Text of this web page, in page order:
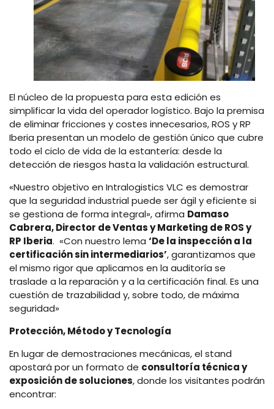
El núcleo de la propuesta para esta edición es
simplificar la vida del operador logístico. Bajo la premisa
de eliminar fricciones y costes innecesarios, ROS y RP
Iberia presentan un modelo de gestión único que cubre
todo el ciclo de vida de la estantería: desde la
detección de riesgos hasta la validación estructural.
«Nuestro objetivo en Intralogistics VLC es demostrar
que la seguridad industrial puede ser ágil y eficiente si
se gestiona de forma integral», afirma Damaso
Cabrera, Director de Ventas y Marketing de ROS y
RP Iberia. «Con nuestro lema ‘De la inspección a la
certificación sin intermediarios’, garantizamos que
el mismo rigor que aplicamos en la auditoría se
traslade a la reparación y a la certificación final. Es una
cuestión de trazabilidad y, sobre todo, de máxima
seguridad»
Protección, Método y Tecnología
En lugar de demostraciones mecánicas, el stand
apostará por un formato de consultoría técnica y
exposición de soluciones, donde los visitantes podrán
encontrar: